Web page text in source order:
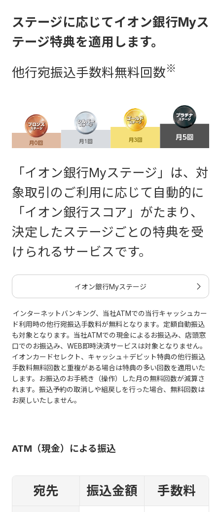
ステージに応じてイオン銀行Myス
テージ特典を適用します。
他行宛振込手数料無料回数※
「イオン銀行Myステージ」は、対
象取引のご利用に応じて自動的に
「イオン銀行スコア」がたまり、
決定したステージごとの特典を受
けられるサービスです。
イオン銀行Myステージ
インターネットバンキング、当社ATMでの当行キャッシュカー
ド利用時の他行宛振込手数料が無料となります。定額自動振込
も対象となります。当社ATMでの現金によるお振込み、店頭窓
口でのお振込み、WEB即時決済サービスは対象となりません。
イオンカードセレクト、キャッシュ＋デビット特典の他行振込
手数料無料回数と重複がある場合は特典の多い回数を適用いた
します。お振込のお手続き（操作）した月の無料回数が減算さ
れます。振込予約の取消しや組戻しを行った場合、無料回数は
お戻しいたしません。
ATM（現金）による振込
宛先 振込金額 手数料